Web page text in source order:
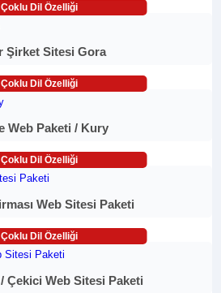
Çoklu Dil Özelliği
Şirket Sitesi Gora
Çoklu Dil Özelliği
Web Paketi / Kury
Çoklu Dil Özelliği
Web Sitesi Paketi
Çoklu Dil Özelliği
/ Çekici Web Sitesi Paketi